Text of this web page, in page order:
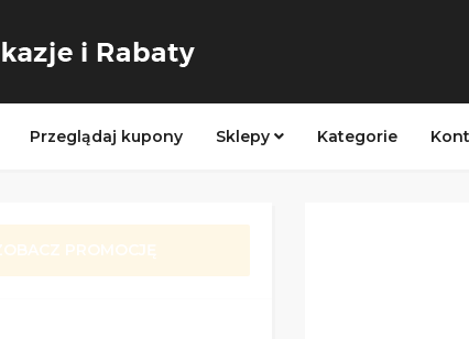
Przeglądaj kupony Sklepy Kategorie
PROMOCJĘ